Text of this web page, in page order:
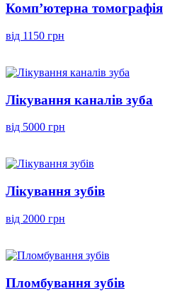
Комп’ютерна томографія
від 1150 грн
Лікування каналів зуба
від 5000 грн
Лікування зубів
від 2000 грн
Пломбування зубів